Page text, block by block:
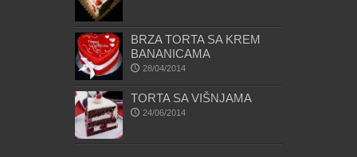
BRZA TORTA SA KREM
BANANICAMA
28/04/2014
TORTA SA VIŠNJAMA
24/06/2014